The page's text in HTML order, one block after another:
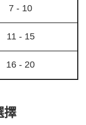
7 - 10
11 - 15
16 - 20
擇